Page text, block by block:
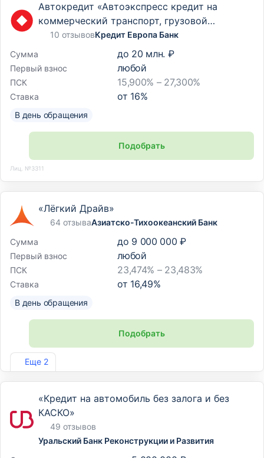
Автокредит «Автоэкспресс кредит на
коммерческий транспорт, грузовой
транспорт и спецтехнику»
10 отзывовКредит Европа Банк
Сумма
до 20 млн. ₽
Первый взнос любой
ПСК 15,900% – 27,300%
Ставка от 16%
В день обращения
Подобрать
Лиц. №3311
Еще 2
«Лёгкий Драйв»
64 отзываАзиатско-Тихоокеанский Банк
Сумма
до 9 000 000 ₽
Первый взнос любой
ПСК 23,474% – 23,483%
Ставка от 16,49%
В день обращения
Подобрать
Лиц. №1810
«Кредит на автомобиль без залога и без
КАСКО»
49 отзывов
Уральский Банк Реконструкции и Развития